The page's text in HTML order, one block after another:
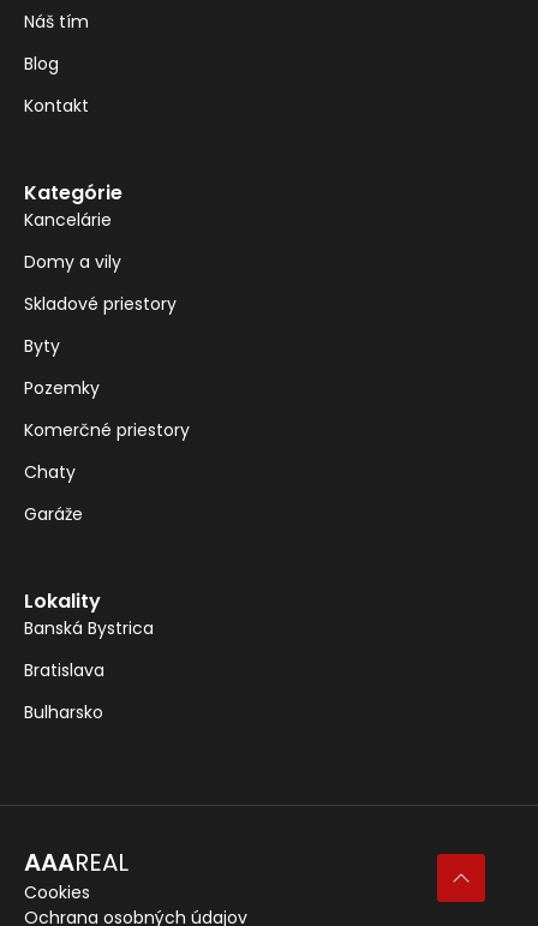
Náš tím
Blog
Kontakt
Kategórie
Kancelárie
Domy a vily
Skladové priestory
Byty
Pozemky
Komerčné priestory
Chaty
Garáže
Lokality
Banská Bystrica
Bratislava
Bulharsko
AAAREAL
Cookies
Ochrana osobných údajov